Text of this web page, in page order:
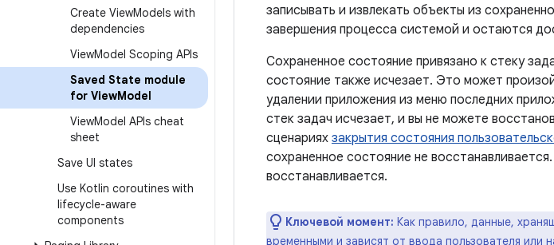
Create ViewModels with
dependencies
ViewModel Scoping APIs
Saved State module
for ViewModel
ViewModel APIs cheat
sheet
Save UI states
Use Kotlin coroutines with
lifecycle-aware
components
записывать и извлекать объекты из
завершения процесса системой и остаются
Сохраненное состояние привязано к стеку
состояние также исчезает. Это может
удалении приложения из меню последних
стек задач исчезает, и вы не можете
сценариях закрытия состояния
сохраненное состояние не
восстанавливается.
Ключевой момент: Как правило, данные,
временными и зависят от ввода пользователя или